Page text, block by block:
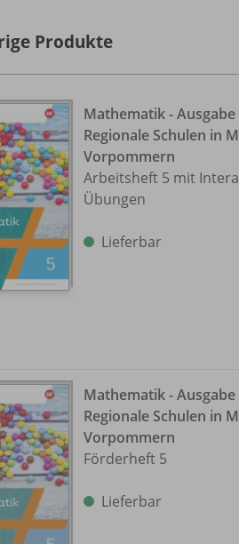
Produkte
Mathematik -
Regionale Schulen in
Vorpommern
Arbeitsheft 5 mit
Übungen
Lieferbar
Mathematik -
Regionale Schulen in
Vorpommern
Förderheft 5
Lieferbar